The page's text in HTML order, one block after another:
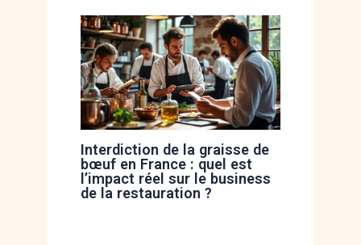
Interdiction de la graisse de
bœuf en France : quel est
l’impact réel sur le business
de la restauration ?